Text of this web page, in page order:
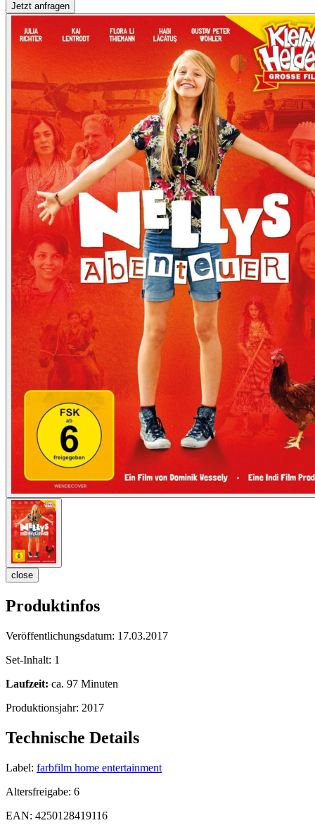
close
Produktinfos
Veröffentlichungsdatum: 17.03.2017
Set-Inhalt: 1
Laufzeit: ca. 97 Minuten
Produktionsjahr: 2017
Technische Details
Label: farbfilm home entertainment
Altersfreigabe: 6
EAN: 4250128419116